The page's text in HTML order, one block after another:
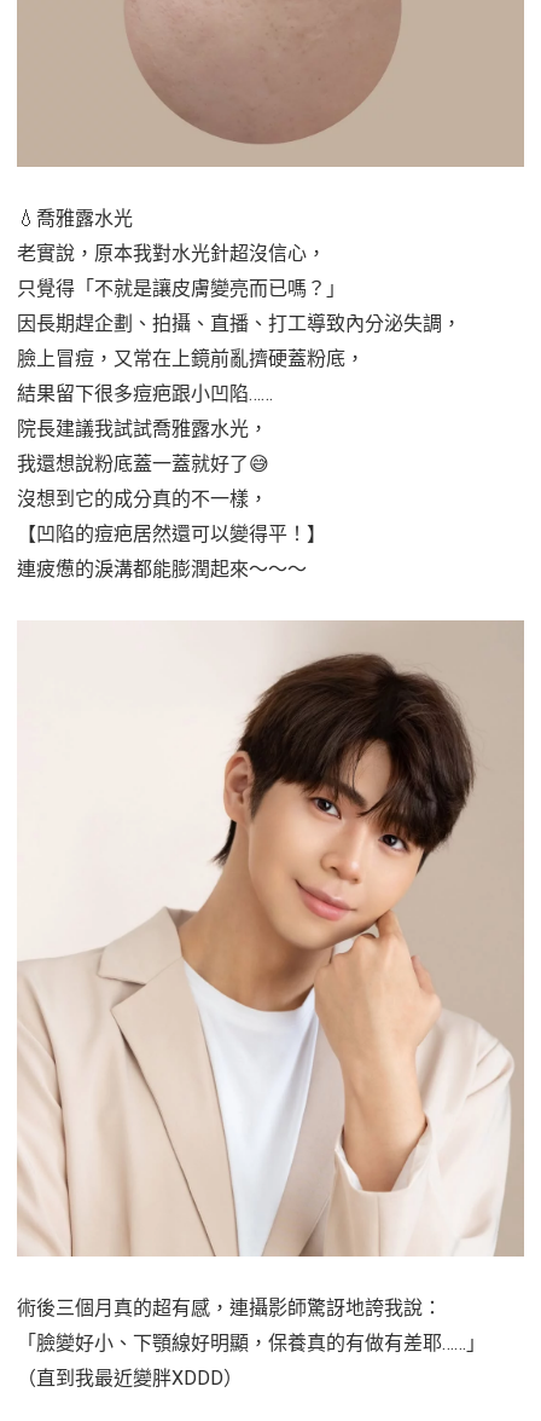
💧喬雅露水光
老實說，原本我對水光針超沒信心，
只覺得「不就是讓皮膚變亮而已嗎？」
因長期趕企劃、拍攝、直播、打工導致內分泌失調，
臉上冒痘，又常在上鏡前亂擠硬蓋粉底，
結果留下很多痘疤跟小凹陷……
院長建議我試試喬雅露水光，
我還想說粉底蓋一蓋就好了😅
沒想到它的成分真的不一樣，
【凹陷的痘疤居然還可以變得平！】
連疲憊的淚溝都能膨潤起來～～～
術後三個月真的超有感，連攝影師驚訝地誇我說：
「臉變好小、下顎線好明顯，保養真的有做有差耶……」
（直到我最近變胖XDDD）